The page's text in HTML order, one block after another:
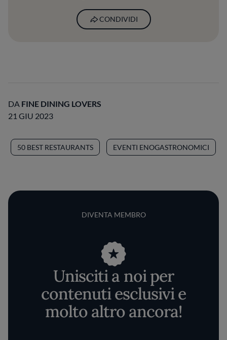
CONDIVIDI
DA FINE DINING LOVERS
21 GIU 2023
50 BEST RESTAURANTS EVENTI ENOGASTRONOMICI
DIVENTA MEMBRO
Unisciti a noi per
contenuti esclusivi e
molto altro ancora!